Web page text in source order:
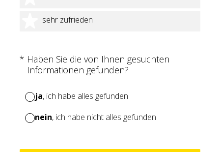
sehr zufrieden
5 Sterne
* Haben Sie die von Ihnen gesuchten
Informationen gefunden?
(Erforderlich.)
ja, ich habe alles gefunden
nein, ich habe nicht alles gefunden